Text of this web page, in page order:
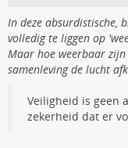
In deze absurdistische,
volledig te liggen op
Maar hoe weerbaar
samenleving de lucht
Veiligheid is geen
zekerheid dat er